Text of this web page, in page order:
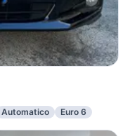
Automatico Euro 6